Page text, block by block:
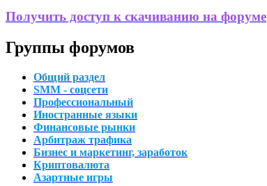
Получить доступ к скачиванию на форуме
Группы форумов
Общий раздел
SMM - соцсети
Профессиональный
Иностранные языки
Финансовые рынки
Арбитраж трафика
Бизнес и маркетинг, заработок
Криптовалюта
Азартные игры